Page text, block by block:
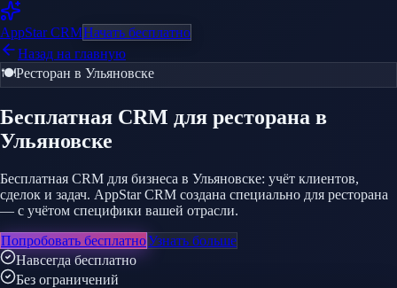
AppStarCRMНачать бесплатно
Назад на главную
🍽️Ресторан в Ульяновске
Бесплатная CRM для ресторана в
Ульяновске
Бесплатная CRM для бизнеса в Ульяновске: учёт клиентов,
сделок и задач. AppStar CRM создана специально для ресторана
— с учётом специфики вашей отрасли.
Попробовать бесплатноУзнать больше
Навсегда бесплатно
Без ограничений